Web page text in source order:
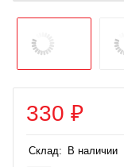
330 ₽
Склад: В наличии